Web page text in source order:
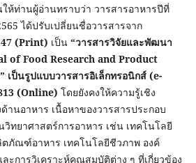
ห้ท่านผู้อ่านทราบว่า วารสารอาหารปีที่
ได้ปรับเปลี่ยนชื่อวารสารจาก
(Print) เป็น“วารสารวิจัยและพัฒนา
of Food Research and Product
เป็นรูปแบบวารสารอิเล็กทรอนิกส์ (e-
(Online) โดยยังคงให้ความรู้เชิง
านอาหาร เนื้อหาของวารสารประกอบ
ทยาศาสตร์การอาหาร เช่น เทคโนโลยี
ภัณฑ์อาหาร เทคโนโลยีชีวภาพ องค์
ะการวิเคราะห์คุณสมบัติต่าง ๆ ที่เกี่ยวข้อง